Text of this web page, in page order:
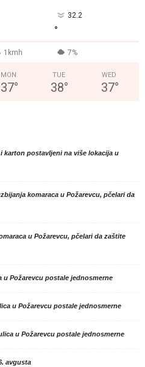
32.2
°
1kmh 7%
MON
37°
TUE
38°
WED
37°
karton postavljeni na više lokacija u
komaraca u Požarevcu, pčelari da
u Požarevcu, pčelari da zaštite
u Požarevcu postale jednosmerne
u Požarevcu postale jednosmerne
u Požarevcu postale jednosmerne
avgusta